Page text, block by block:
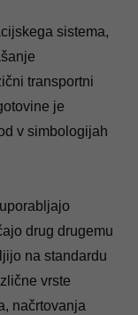
sistema,
transportni
je
v simbologijah
drug drugemu
na standardu
vrste
načrtovanja